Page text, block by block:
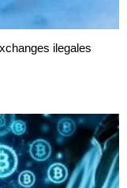
ilegales